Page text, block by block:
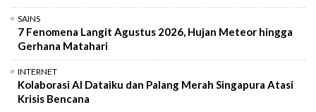
SAINS
7 Fenomena Langit Agustus 2026, Hujan Meteor hingga
Gerhana Matahari
INTERNET
Kolaborasi AI Dataiku dan Palang Merah Singapura Atasi
Krisis Bencana